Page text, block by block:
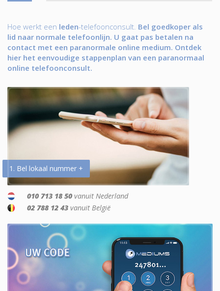
Hoe werkt een leden-telefoonconsult. Bel goedkoper als
lid naar normale telefoonlijn. U gaat pas betalen na
contact met een paranormale online medium. Ontdek
hier het eenvoudige stappenplan van een paranormaal
online telefoonconsult.
1. Bel lokaal nummer +
010 713 18 50 vanuit Nederland
02 788 12 43 vanuit België